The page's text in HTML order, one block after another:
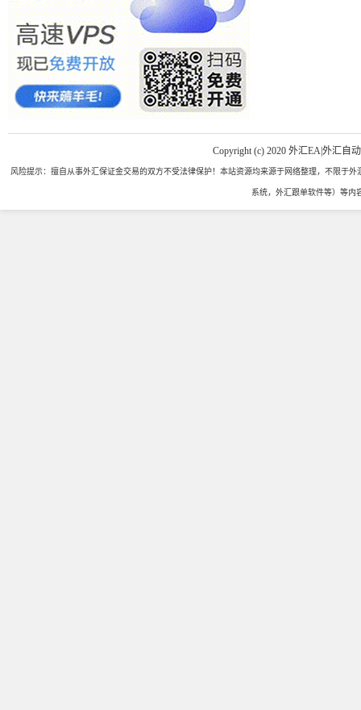
Copyright (c) 2020 外汇EA|外汇自
风险提示：擅自从事外汇保证金交易的双方不受法律保护！本站资源均来源于网络整理，不限于
系统，外汇跟单软件等）等内